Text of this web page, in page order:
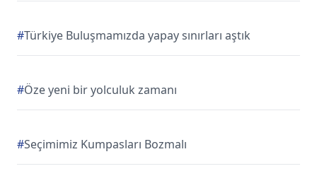
#Türkiye Buluşmamızda yapay sınırları aştık
#Öze yeni bir yolculuk zamanı
#Seçimimiz Kumpasları Bozmalı